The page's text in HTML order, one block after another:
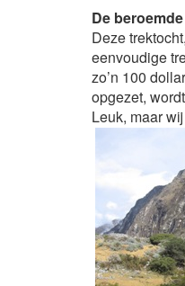
De
Deze
eenvoudige
zo’n 100
opgezet,
Leuk, maar